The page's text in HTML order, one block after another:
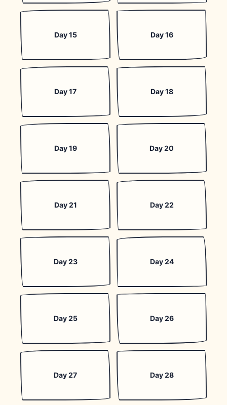
Day 15 Day 16
Day 17 Day 18
Day 19 Day 20
Day 21 Day 22
Day 23 Day 24
Day 25 Day 26
Day 27 Day 28